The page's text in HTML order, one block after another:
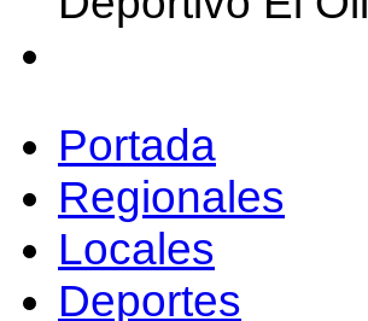
Portada
Regionales
Locales
Deportes